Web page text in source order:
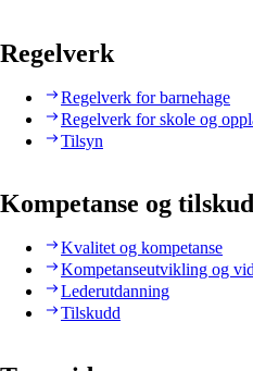
Regelverk
Regelverk for barnehage
Regelverk for skole og
Tilsyn
Kompetanse og
Kvalitet og kompetanse
Kompetanseutvikling og
Lederutdanning
Tilskudd